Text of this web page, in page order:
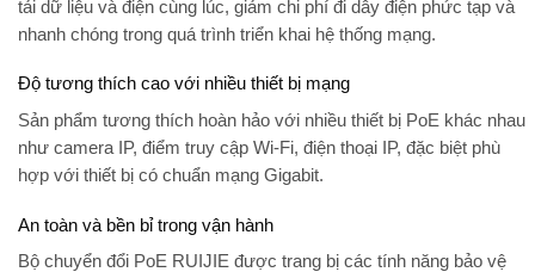
tải dữ liệu và điện cùng lúc, giảm chi phí đi dây điện phức tạp và
nhanh chóng trong quá trình triển khai hệ thống mạng.
Độ tương thích cao với nhiều thiết bị mạng
Sản phẩm tương thích hoàn hảo với nhiều thiết bị PoE khác nhau
như camera IP, điểm truy cập Wi-Fi, điện thoại IP, đặc biệt phù
hợp với thiết bị có chuẩn mạng Gigabit.
An toàn và bền bỉ trong vận hành
Bộ chuyển đổi PoE RUIJIE được trang bị các tính năng bảo vệ